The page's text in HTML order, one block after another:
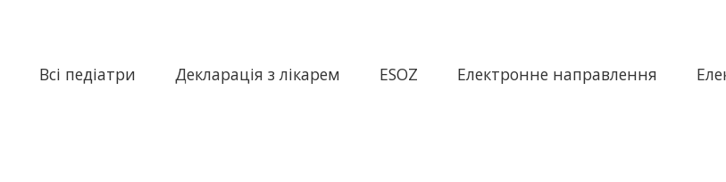
Всі педіатри Декларація з лікарем ESOZ Електронне направлення